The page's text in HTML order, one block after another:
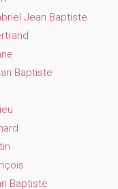
Jean Baptiste
Baptiste
Baptiste